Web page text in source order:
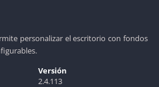
personalizar el escritorio con fondos
Versión
2.4.113